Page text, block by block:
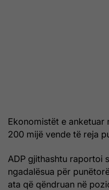
Ekonomistët e anketuar
200 mijë vende të reja
ADP gjithashtu raportoi
ngadalësua për
ata që qëndruan në